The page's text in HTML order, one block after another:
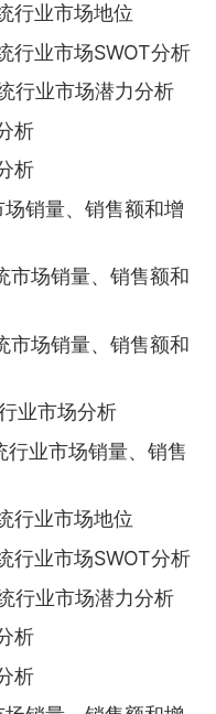
行业市场地位
行业市场SWOT分析
行业市场潜力分析
析
析
销量、销售额和增
市场销量、销售额和
市场销量、销售额和
业市场分析
行业市场销量、销售
行业市场地位
行业市场SWOT分析
行业市场潜力分析
析
析